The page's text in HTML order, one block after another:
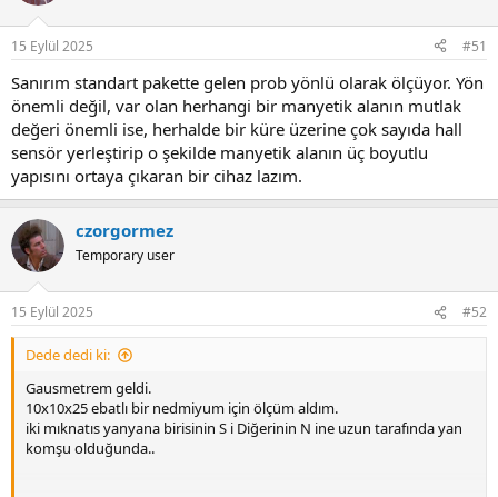
15 Eylül 2025 #51
Sanırım standart pakette gelen prob yönlü olarak ölçüyor. Yön
önemli değil, var olan herhangi bir manyetik alanın mutlak
değeri önemli ise, herhalde bir küre üzerine çok sayıda hall
sensör yerleştirip o şekilde manyetik alanın üç boyutlu
yapısını ortaya çıkaran bir cihaz lazım.
czorgormez
Temporary user
15 Eylül 2025 #52
Dede dedi ki:
Gausmetrem geldi.
10x10x25 ebatlı bir nedmiyum için ölçüm aldım.
iki mıknatıs yanyana birisinin S i Diğerinin N ine uzun tarafında yan
komşu olduğunda..